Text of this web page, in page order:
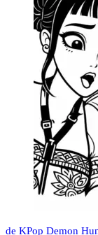
de KPop Demon